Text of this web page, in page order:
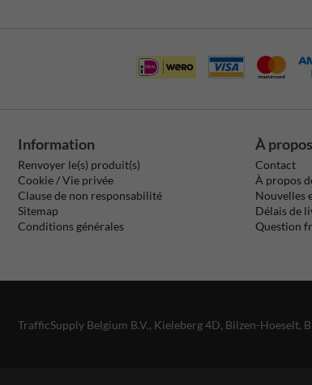
Information
Renvoyer le(s) produit(s)
Cookie / Vie privée
Clause de non responsabilité
Sitemap
Conditions générales
À
Contact
À propos
Nouvelles
Délais de
Question
TrafficSupply Belgium B.V., Kieleberg 4D, Bilzen-Hoeselt,